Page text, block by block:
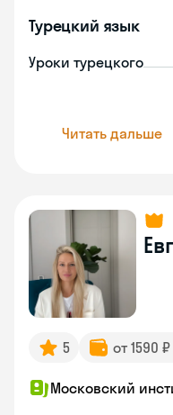
Турецкий язык
Уроки турецкого
Читать дальше
5 от 1590
Московский